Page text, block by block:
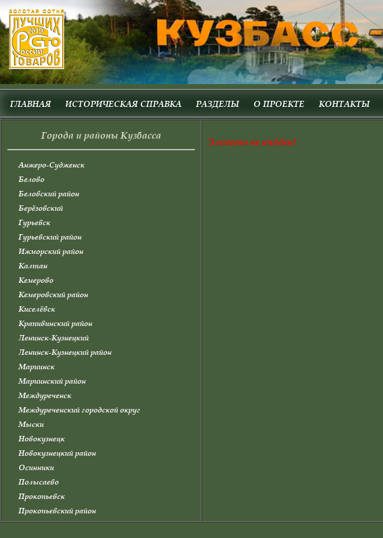
ГЛАВНАЯ ИСТОРИЧЕСКАЯ СПРАВКА РАЗДЕЛЫ О ПРОЕКТЕ КОНТАКТЫ
Города и районы Кузбасса
Анжеро-Судженск
Белово
Беловский район
Берёзовский
Гурьевск
Гурьевский район
Ижморский район
Калтан
Кемерово
Кемеровский район
Киселёвск
Крапивинский район
Ленинск-Кузнецкий
Ленинск-Кузнецкий район
Мариинск
Мариинский район
Междуреченск
Междуреченский городской округ
Мыски
Новокузнецк
Новокузнецкий район
Осинники
Полысаево
Прокопьевск
Прокопьевский район
Промышленновский район
Элемент не найден!